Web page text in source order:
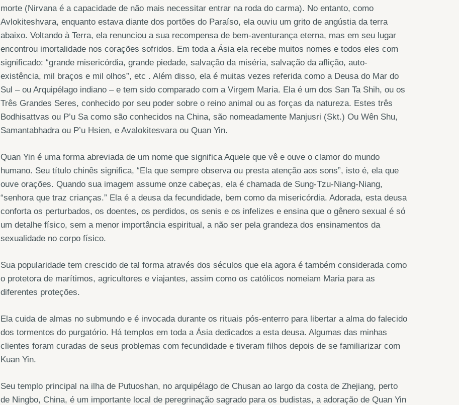
morte (Nirvana é a capacidade de não mais necessitar entrar na roda do carma). No entanto, como
Avlokiteshvara, enquanto estava diante dos portões do Paraíso, ela ouviu um grito de angústia da terra
abaixo. Voltando à Terra, ela renunciou a sua recompensa de bem-aventurança eterna, mas em seu lugar
encontrou imortalidade nos corações sofridos. Em toda a Ásia ela recebe muitos nomes e todos eles com
significado: “grande misericórdia, grande piedade, salvação da miséria, salvação da aflição, auto-
existência, mil braços e mil olhos”, etc . Além disso, ela é muitas vezes referida como a Deusa do Mar do
Sul – ou Arquipélago indiano – e tem sido comparado com a Virgem Maria. Ela é um dos San Ta Shih, ou os
Três Grandes Seres, conhecido por seu poder sobre o reino animal ou as forças da natureza. Estes três
Bodhisattvas ou P’u Sa como são conhecidos na China, são nomeadamente Manjusri (Skt.) Ou Wên Shu,
Samantabhadra ou P’u Hsien, e Avalokitesvara ou Quan Yin.
Quan Yin é uma forma abreviada de um nome que significa Aquele que vê e ouve o clamor do mundo
humano. Seu título chinês significa, “Ela que sempre observa ou presta atenção aos sons”, isto é, ela que
ouve orações. Quando sua imagem assume onze cabeças, ela é chamada de Sung-Tzu-Niang-Niang,
“senhora que traz crianças.” Ela é a deusa da fecundidade, bem como da misericórdia. Adorada, esta deusa
conforta os perturbados, os doentes, os perdidos, os senis e os infelizes e ensina que o gênero sexual é só
um detalhe físico, sem a menor importância espiritual, a não ser pela grandeza dos ensinamentos da
sexualidade no corpo físico.
Sua popularidade tem crescido de tal forma através dos séculos que ela agora é também considerada como
o protetora de marítimos, agricultores e viajantes, assim como os católicos nomeiam Maria para as
diferentes proteções.
Ela cuida de almas no submundo e é invocada durante os rituais pós-enterro para libertar a alma do falecido
dos tormentos do purgatório. Há templos em toda a Ásia dedicados a esta deusa. Algumas das minhas
clientes foram curadas de seus problemas com fecundidade e tiveram filhos depois de se familiarizar com
Kuan Yin.
Seu templo principal na ilha de Putuoshan, no arquipélago de Chusan ao largo da costa de Zhejiang, perto
de Ningbo, China, é um importante local de peregrinação sagrado para os budistas, a adoração de Quan Yin